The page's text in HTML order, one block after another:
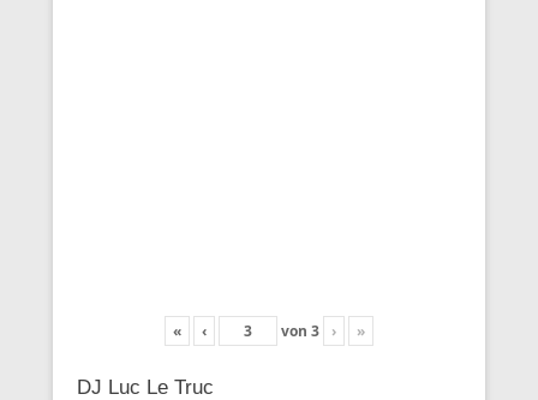
« ‹ von 3 › »
DJ Luc Le Truc